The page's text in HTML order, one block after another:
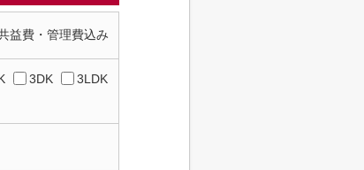
益費・管理費込み
3DK
3LDK